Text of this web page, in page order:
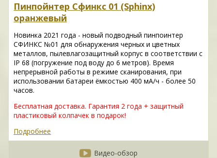
Пинпойнтер Сфинкс 01 (Sphinx)
оранжевый
Новинка 2021 года - новый подводный пинпоинтер
СФИНКС №01 для обнаружения черных и цветных
металлов, пылевлагозащитный корпус в соответствии с
IP 68 (погружение под воду до 6 метров). Время
непрерывной работы в режиме сканирования, при
использовании батареи ёмкостью 400 мА/ч - более 50
часов.
Бесплатная доставка. Гарантия 2 года + защитный
пластиковый колпачек в подарок!
Подробнее
Видео-обзор